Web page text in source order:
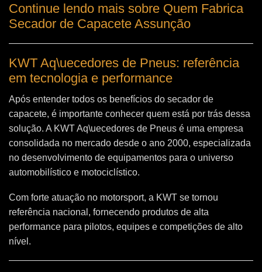
Continue lendo mais sobre Quem Fabrica
Secador de Capacete Assunção
KWT Aq\uecedores de Pneus: referência
em tecnologia e performance
Após entender todos os benefícios do secador de
capacete, é importante conhecer quem está por trás dessa
solução. A KWT Aq\uecedores de Pneus é uma empresa
consolidada no mercado desde o ano 2000, especializada
no desenvolvimento de equipamentos para o universo
automobilístico e motociclístico.
Com forte atuação no motorsport, a KWT se tornou
referência nacional, fornecendo produtos de alta
performance para pilotos, equipes e competições de alto
nível.